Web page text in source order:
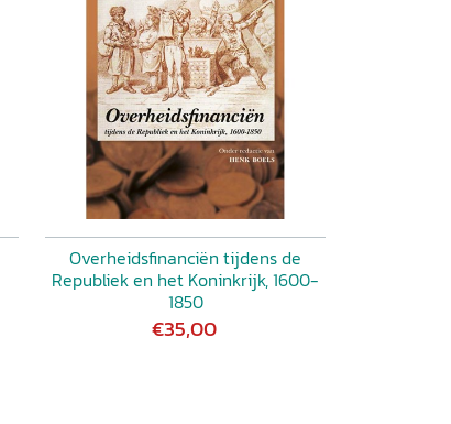
Overheidsfinanciën tijdens de
Republiek en het Koninkrijk, 1600-
1850
€35,00